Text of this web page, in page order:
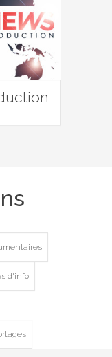
d'info